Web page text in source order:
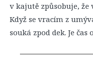
v kajutě způsobuje, že
Když se vracím z
souká zpod dek. Je čas